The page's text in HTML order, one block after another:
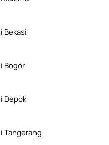
Bekasi
Bogor
Depok
Tangerang